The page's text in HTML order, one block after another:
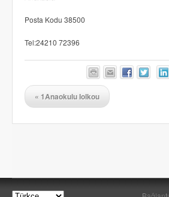
Posta Kodu 38500
Tel:24210 72396
« 1Anaokulu Iolkou